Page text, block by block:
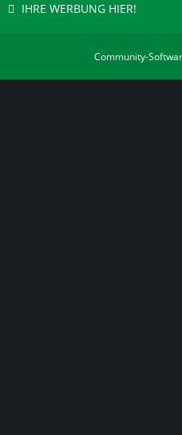
IHRE WERBUNG HIER!
Community-